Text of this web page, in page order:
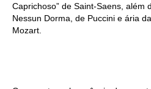
Caprichoso” de Saint-Saens, além
Nessun Dorma, de Puccini e ária
Mozart.